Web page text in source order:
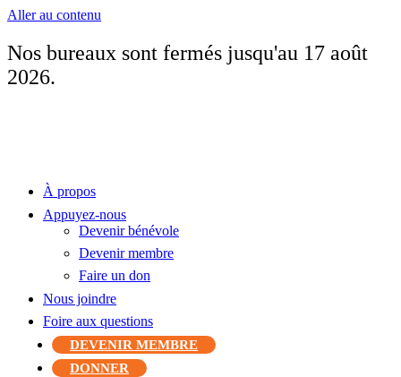
Aller au contenu
Nos bureaux sont fermés jusqu'au 17 août
2026.
À propos
Appuyez-nous
Devenir bénévole
Devenir membre
Faire un don
Nous joindre
Foire aux questions
DEVENIR MEMBRE
DONNER